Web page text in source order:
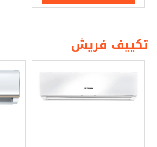
تكييف فريش